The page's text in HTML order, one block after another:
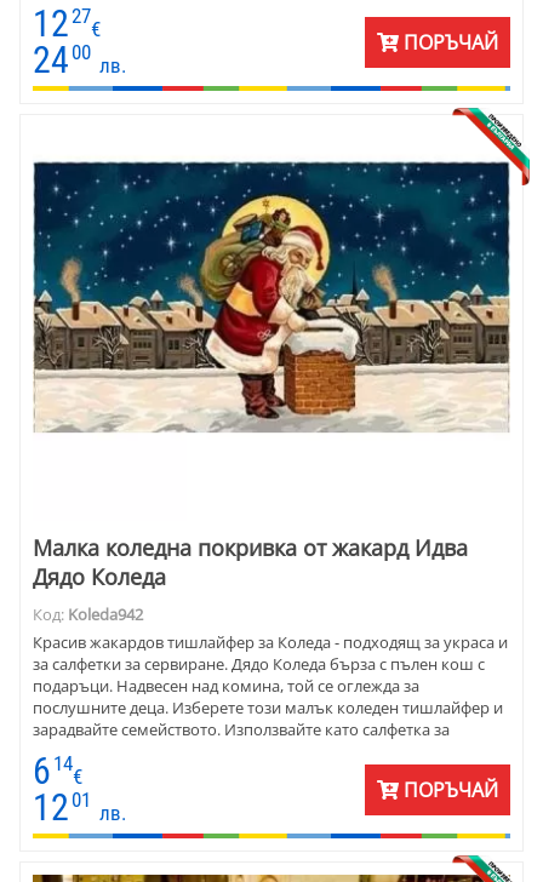
1227
€
24 00
лв.
ПОРЪЧАЙ
Малка коледна покривка от жакард Идва
Дядо Коледа
Код: Koleda942
Красив жакардов тишлайфер за Коледа - подходящ за украса и
за салфетки за сервиране. Дядо Коледа бърза с пълен кош с
подаръци. Надвесен над комина, той се оглежда за
послушните деца. Изберете този малък коледен тишлайфер и
зарадвайте семейството. Използвайте като салфетка за
сервиране съчетано с бяла покривка за маса.
6 14
€
12 01
лв.
ПОРЪЧАЙ